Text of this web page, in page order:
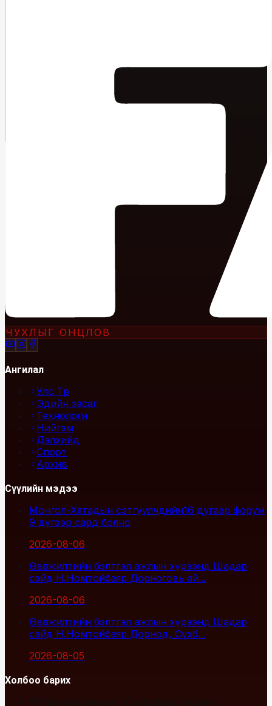
ЧУХЛЫГ ОНЦЛОВ
Ангилал
Улс Төр
Эдийн засаг
Технологи
Нийгэм
Дэлхийд
Спорт
Архив
Сүүлийн мэдээ
Монгол-Хятадын сэтгүүлчдийн16 дугаар форум
9 дүгээр сард болно
2026-08-06
Өвөлжилтийн бэлтгэл ажлын хүрээнд Шадар
сайд Н.Номтойбаяр Дорноговь ай...
2026-08-06
Өвөлжилтийн бэлтгэл ажлын хүрээнд Шадар
сайд Н.Номтойбаяр Дорнод, Сүхб...
2026-08-05
Холбоо барих